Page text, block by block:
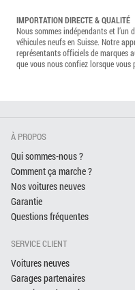
IMPORTATION DIRECTE & QUALITÉ
Nous sommes indépendants et l’un
véhicules neufs en Suisse. Notre
représentants officiels de marques
que vous nous confiez lorsque vous
À PROPOS
Qui sommes-nous ?
Comment ça marche ?
Nos voitures neuves
Garantie
Questions fréquentes
SERVICE CLIENT
Voitures neuves
Garages partenaires